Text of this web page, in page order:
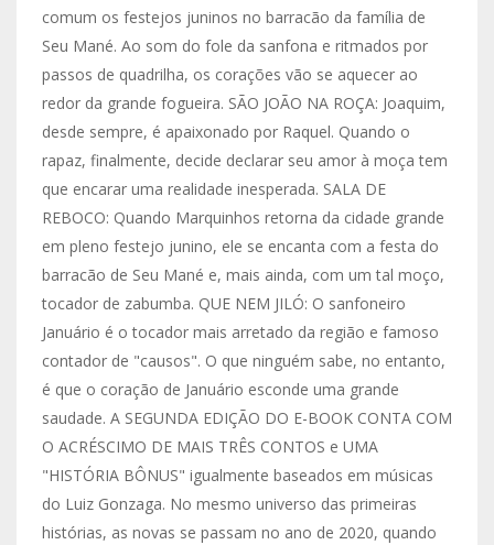
comum os festejos juninos no barracão da família de
Seu Mané. Ao som do fole da sanfona e ritmados por
passos de quadrilha, os corações vão se aquecer ao
redor da grande fogueira. SÃO JOÃO NA ROÇA: Joaquim,
desde sempre, é apaixonado por Raquel. Quando o
rapaz, finalmente, decide declarar seu amor à moça tem
que encarar uma realidade inesperada. SALA DE
REBOCO: Quando Marquinhos retorna da cidade grande
em pleno festejo junino, ele se encanta com a festa do
barracão de Seu Mané e, mais ainda, com um tal moço,
tocador de zabumba. QUE NEM JILÓ: O sanfoneiro
Januário é o tocador mais arretado da região e famoso
contador de "causos". O que ninguém sabe, no entanto,
é que o coração de Januário esconde uma grande
saudade. A SEGUNDA EDIÇÃO DO E-BOOK CONTA COM
O ACRÉSCIMO DE MAIS TRÊS CONTOS e UMA
"HISTÓRIA BÔNUS" igualmente baseados em músicas
do Luiz Gonzaga. No mesmo universo das primeiras
histórias, as novas se passam no ano de 2020, quando